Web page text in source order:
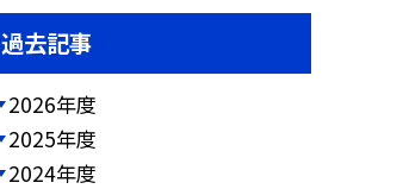
過去記事
2026年度
2025年度
2024年度